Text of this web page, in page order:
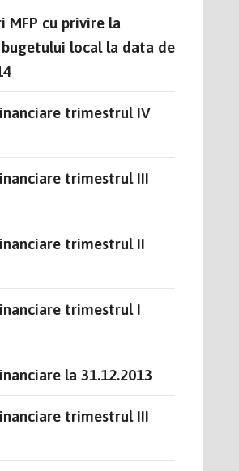
MFP cu privire la
local la data de
trimestrul IV
trimestrul III
trimestrul II
trimestrul I
la 31.12.2013
trimestrul III